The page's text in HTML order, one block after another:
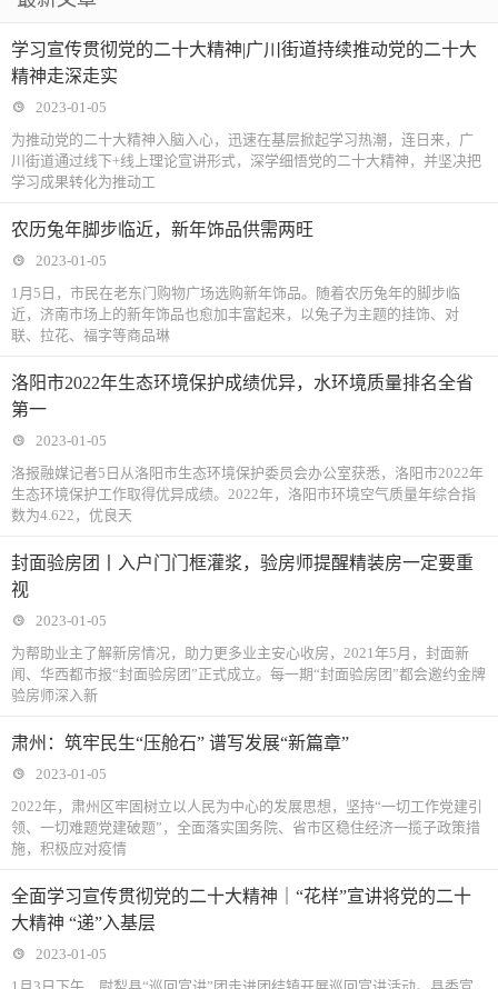
学习宣传贯彻党的二十大精神|广川街道持续推动党的二十大
精神走深走实
2023-01-05
为推动党的二十大精神入脑入心，迅速在基层掀起学习热潮，连日来，广
川街道通过线下+线上理论宣讲形式，深学细悟党的二十大精神，并坚决把
学习成果转化为推动工
农历兔年脚步临近，新年饰品供需两旺
2023-01-05
1月5日，市民在老东门购物广场选购新年饰品。随着农历兔年的脚步临
近，济南市场上的新年饰品也愈加丰富起来，以兔子为主题的挂饰、对
联、拉花、福字等商品琳
洛阳市2022年生态环境保护成绩优异，水环境质量排名全省
第一
2023-01-05
洛报融媒记者5日从洛阳市生态环境保护委员会办公室获悉，洛阳市2022年
生态环境保护工作取得优异成绩。2022年，洛阳市环境空气质量年综合指
数为4.622，优良天
封面验房团丨入户门门框灌浆，验房师提醒精装房一定要重
视
2023-01-05
为帮助业主了解新房情况，助力更多业主安心收房，2021年5月，封面新
闻、华西都市报“封面验房团”正式成立。每一期“封面验房团”都会邀约金牌
验房师深入新
肃州：筑牢民生“压舱石” 谱写发展“新篇章”
2023-01-05
2022年，肃州区牢固树立以人民为中心的发展思想，坚持“一切工作党建引
领、一切难题党建破题”，全面落实国务院、省市区稳住经济一揽子政策措
施，积极应对疫情
全面学习宣传贯彻党的二十大精神｜“花样”宣讲将党的二十
大精神 “递”入基层
2023-01-05